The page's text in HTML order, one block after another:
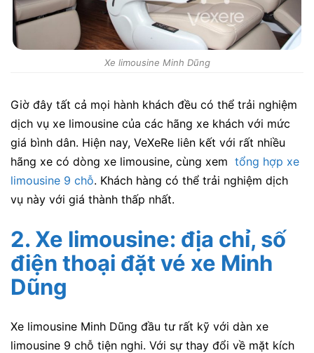
Xe limousine Minh Dũng
Giờ đây tất cả mọi hành khách đều có thể trải nghiệm
dịch vụ xe limousine của các hãng xe khách với mức
giá bình dân. Hiện nay, VeXeRe liên kết với rất nhiều
hãng xe có dòng xe limousine, cùng xem tổng hợp xe
limousine 9 chỗ. Khách hàng có thể trải nghiệm dịch
vụ này với giá thành thấp nhất.
2. Xe limousine: địa chỉ, số
điện thoại đặt vé xe Minh
Dũng
Xe limousine Minh Dũng đầu tư rất kỹ với dàn xe
limousine 9 chỗ tiện nghi. Với sự thay đổi về mặt kích